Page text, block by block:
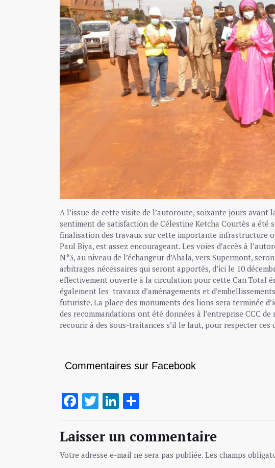
A l’issue de cette visite de l’autoroute, soixante jours
sentiment de satisfaction de Célestine Ketcha Courtès a été
finalisation des travaux sur cette importante infrastructure
Paul Biya, est assez encourageant. Les voies d’accès à
N°3, au niveau de l’échangeur d’Ahala, vers Supermont,
arbitrages nécessaires qui seront apportés, d’ici le 10
effectivement ouverte à la circulation pour cette Can Total
également les travaux d’aménagements et
futuriste. La place des monuments des lions sera terminée
des recommandations ont été données à l’entreprise CCC
recourir à des sous-traitances s’il le faut, pour respecter ces
Commentaires sur Facebook
Facebook
TwitterLinkedIn
Laisser un commentaire
Votre adresse e-mail ne sera pas publiée. Les champs